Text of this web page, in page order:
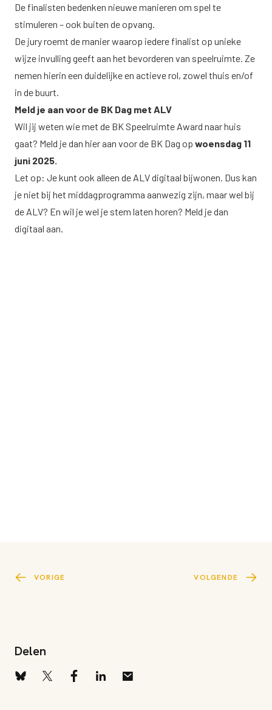
De finalisten bedenken nieuwe manieren om spel te
stimuleren – ook buiten de opvang.
De jury roemt de manier waarop iedere finalist op unieke
wijze invulling geeft aan het bevorderen van speelruimte. Ze
nemen hierin een duidelijke en actieve rol, zowel thuis en/of
in de buurt.
Meld je aan voor de BK Dag met ALV
Wil jij weten wie met de BK Speelruimte Award naar huis
gaat? Meld je dan hier aan voor de BK Dag op woensdag 11
juni 2025.
Let op: Je kunt ook alleen de ALV digitaal bijwonen. Dus kan
je niet bij het middagprogramma aanwezig zijn, maar wel bij
de ALV? En wil je wel je stem laten horen? Meld je dan
digitaal aan.
VORIGE VOLGENDE
Delen